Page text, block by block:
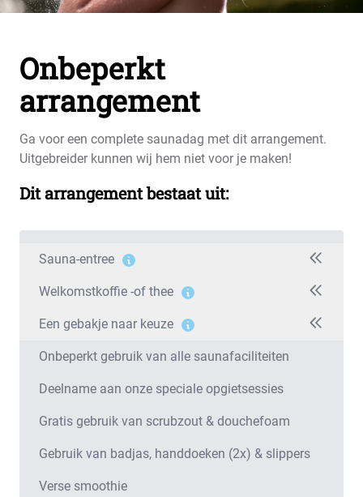
Onbeperkt
arrangement
Ga voor een complete saunadag met dit arrangement.
Uitgebreider kunnen wij hem niet voor je maken!
Dit arrangement bestaat uit:
Sauna-entree
Welkomstkoffie -of thee
Een gebakje naar keuze
Onbeperkt gebruik van alle saunafaciliteiten
Deelname aan onze speciale opgietsessies
Gratis gebruik van scrubzout & douchefoam
Gebruik van badjas, handdoeken (2x) & slippers
Verse smoothie